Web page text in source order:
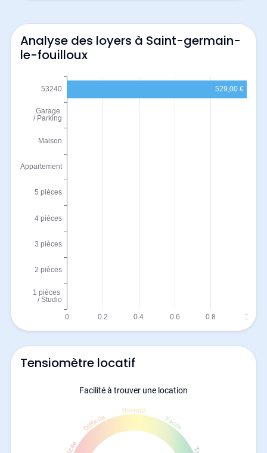
Analyse des loyers à Saint-germain-
le-fouilloux
Tensiomètre locatif
Facilité à trouver une location